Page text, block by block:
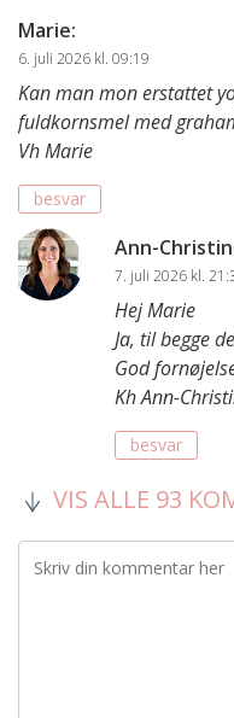
Marie:
6. juli 2026 kl. 09:19
Kan man mon erstattet
fuldkornsmel med
Vh Marie
besvar
Ann-
7. juli 2026 kl.
Hej Marie
Ja, til begge
God
Kh Ann-
besvar
VIS ALLE 93